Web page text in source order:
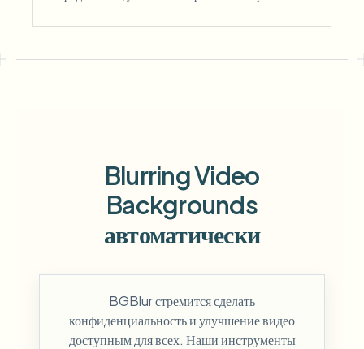
Blurring Video
Backgrounds
автоматически
BGBlur стремится сделать
конфиденциальность и улучшение видео
доступным для всех. Наши инструменты